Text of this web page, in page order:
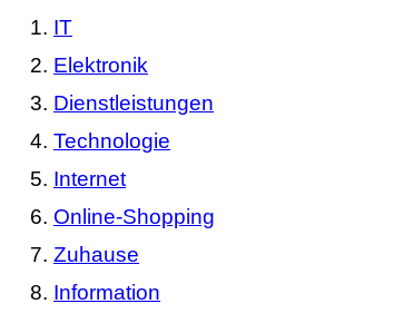
IT
Elektronik
Dienstleistungen
Technologie
Internet
Online-Shopping
Zuhause
Information